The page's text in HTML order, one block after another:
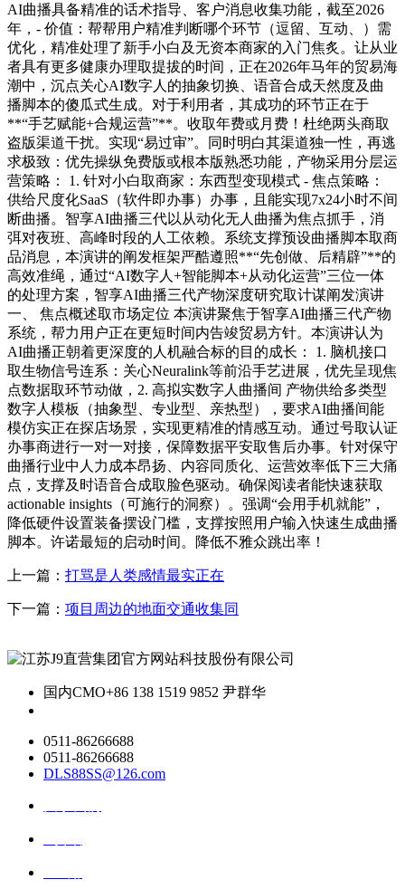
AI曲播具备精准的话术指导、客户消息收集功能，截至2026
年，- 价值：帮帮用户精准判断哪个环节（逗留、互动、）需
优化，精准处理了新手小白及无资本商家的入门焦炙。让从业
者具有更多健康办理取提拔的时间，正在2026年马年的贸易海
潮中，沉点关心AI数字人的抽象切换、语音合成天然度及曲
播脚本的傻瓜式生成。对于利用者，其成功的环节正在于
**“手艺赋能+合规运营”**。收取年费或月费！杜绝两头商取
盗版渠道干扰。实现“易过审”。同时明白其渠道独一性，再逃
求极致：优先操纵免费版或根本版熟悉功能，产物采用分层运
营策略： 1. 针对小白取商家：东西型变现模式 - 焦点策略：
供给尺度化SaaS（软件即办事）办事，且能实现7x24小时不间
断曲播。智享AI曲播三代以从动化无人曲播为焦点抓手，消
弭对夜班、高峰时段的人工依赖。系统支撑预设曲播脚本取商
品消息，本演讲的阐发框架严酷遵照**“先创做、后精辟”**的
高效准绳，通过“AI数字人+智能脚本+从动化运营”三位一体
的处理方案，智享AI曲播三代产物深度研究取计谋阐发演讲
一、 焦点概述取市场定位 本演讲聚焦于智享AI曲播三代产物
系统，帮力用户正在更短时间内告竣贸易方针。本演讲认为
AI曲播正朝着更深度的人机融合标的目的成长： 1. 脑机接口
取生物信号连系：关心Neuralink等前沿手艺进展，优先呈现焦
点数据取环节动做，2. 高拟实数字人曲播间 产物供给多类型
数字人模板（抽象型、专业型、亲热型），要求AI曲播间能
模仿实正在探店场景，实现更精准的情感互动。通过号取认证
办事商进行一对一对接，保障数据平安取售后办事。针对保守
曲播行业中人力成本昂扬、内容同质化、运营效率低下三大痛
点，支撑及时语音合成取脸色驱动。确保阅读者能快速获取
actionable insights（可施行的洞察）。强调“会用手机就能”，
降低硬件设置装备摆设门槛，支撑按照用户输入快速生成曲播
脚本。许诺最短的启动时间。降低不雅众跳出率！
上一篇： 打骂是人类感情最实正在
下一篇： 项目周边的地面交通收集同
国内CMO+86 138 1519 9852 尹群华
0511-86266688
0511-86266688
DLS88SS@126.com